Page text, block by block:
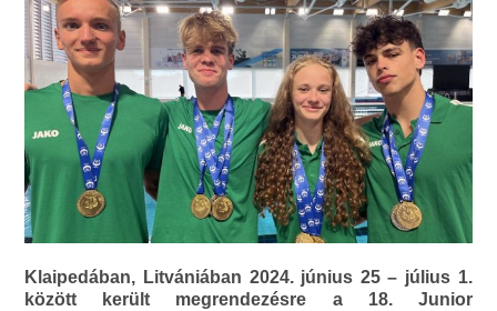
Klaipedában, Litvániában 2024. június 25 – július 1.
között került megrendezésre a 18. Junior